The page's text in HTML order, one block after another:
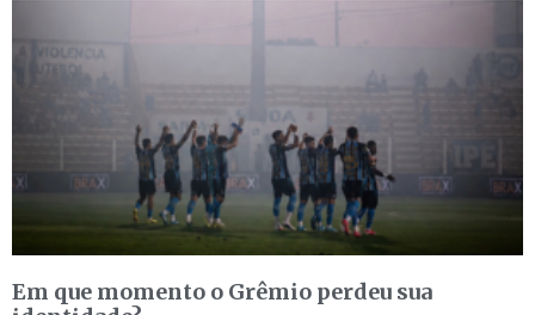
Em que momento o Grêmio perdeu sua